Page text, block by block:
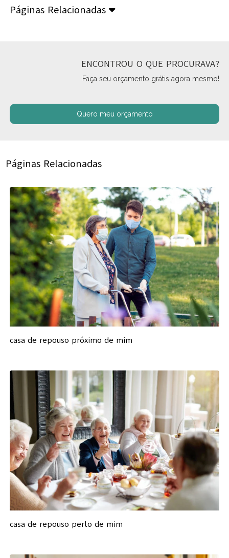
Páginas Relacionadas
ENCONTROU O QUE PROCURAVA?
Faça seu orçamento grátis agora mesmo!
Quero meu orçamento
Páginas Relacionadas
casa de repouso próximo de mim
casa de repouso perto de mim